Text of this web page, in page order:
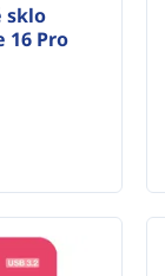
sklo
16 Pro